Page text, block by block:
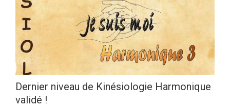
Dernier niveau de Kinésiologie Harmonique
validé !